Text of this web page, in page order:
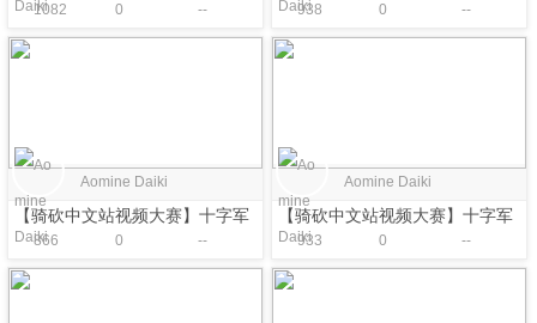
包会》第一期之以一敌百
1082 0 --
砍联机翻盘初体验击杀集锦
938 0 --
Aomine Daiki
【骑砍中文站视频大赛】十字军
大军压境巴丹尼亚！
866 0 --
Aomine Daiki
【骑砍中文站视频大赛】十字军
第三次东征穆斯林世界欲夺回圣
城耶路撒冷！
933 0 --